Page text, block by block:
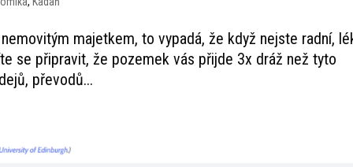
majetkem, to vypadá, že když nejste radní,
se připravit, že pozemek vás přijde 3x dráž než tyto
převodů...